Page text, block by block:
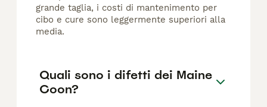
grande taglia, i costi di mantenimento per
cibo e cure sono leggermente superiori alla
media.
Quali sono i difetti dei Maine
Coon?